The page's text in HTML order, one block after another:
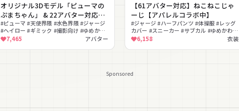
オリジナル3Dモデル「ピューマの
ぷまちゃん」 & 22アバター対応衣
装「ぷまちゃんの天使ジャージ」
#ピューマ #天使界隈 #水色界隈 #ジャージ
#ヘイロー #ギミック #撮影向け #ゆめかわ
いい #色変え #もちふぃった〜対応
7,465 アバター
【61アバター対応】ねこねこじゃ
ーじ【アパレルコラボ中】
#ジャージ #ハーフパンツ #体操服 #レッグ
カバー #スニーカー #サブカル #ゆめかわい
い #学園 #スポーティ #カジュアル
6,158 衣装
Sponsored